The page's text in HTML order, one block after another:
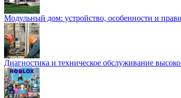
Модульный дом: устройство, особенности и
Диагностика и техническое обслуживание